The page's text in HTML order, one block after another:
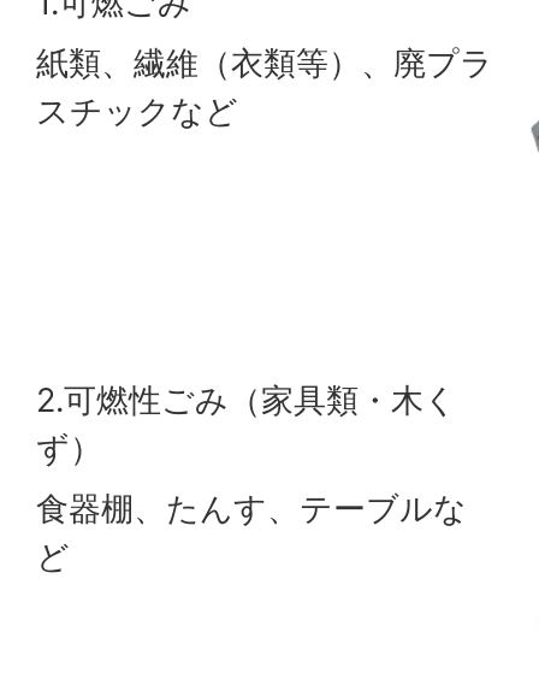
紙類、繊維（衣類等）、廃プラ
スチックなど
2.可燃性ごみ（家具類・木く
ず）
食器棚、たんす、テーブルな
ど